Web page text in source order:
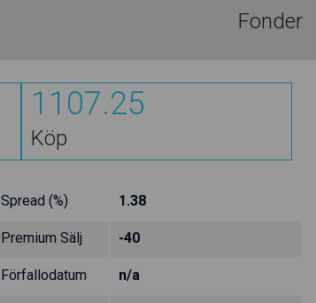
Fonder
1107.25
Köp
Spread (%) 1.38
Premium Sälj -40
Förfallodatum n/a